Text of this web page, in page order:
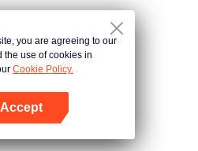
you are agreeing to our
the use of cookies in
Cookie Policy.
Accept